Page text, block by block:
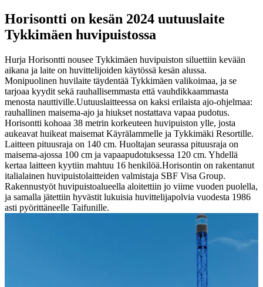
Horisontti on kesän 2024 uutuuslaite
Tykkimäen huvipuistossa
Hurja Horisontti nousee Tykkimäen huvipuiston siluettiin kevään
aikana ja laite on huvittelijoiden käytössä kesän alussa.
Monipuolinen huvilaite täydentää Tykkimäen valikoimaa, ja se
tarjoaa kyydit sekä rauhallisemmasta että vauhdikkaammasta
menosta nauttiville.Uutuuslaitteessa on kaksi erilaista ajo-ohjelmaa:
rauhallinen maisema-ajo ja hiukset nostattava vapaa pudotus.
Horisontti kohoaa 38 metrin korkeuteen huvipuiston ylle, josta
aukeavat huikeat maisemat Käyrälammelle ja Tykkimäki Resortille.
Laitteen pituusraja on 140 cm. Huoltajan seurassa pituusraja on
maisema-ajossa 100 cm ja vapaapudotuksessa 120 cm. Yhdellä
kertaa laitteen kyytiin mahtuu 16 henkilöä.Horisontin on rakentanut
italialainen huvipuistolaitteiden valmistaja SBF Visa Group.
Rakennustyöt huvipuistoalueella aloitettiin jo viime vuoden puolella,
ja samalla jätettiin hyvästit lukuisia huvittelijapolvia vuodesta 1986
asti pyörittäneelle Taifunille.